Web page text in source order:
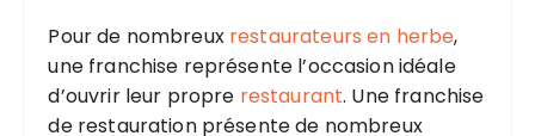
Pour de nombreux restaurateurs en herbe,
une franchise représente l’occasion idéale
d’ouvrir leur propre restaurant. Une franchise
de restauration présente de nombreux